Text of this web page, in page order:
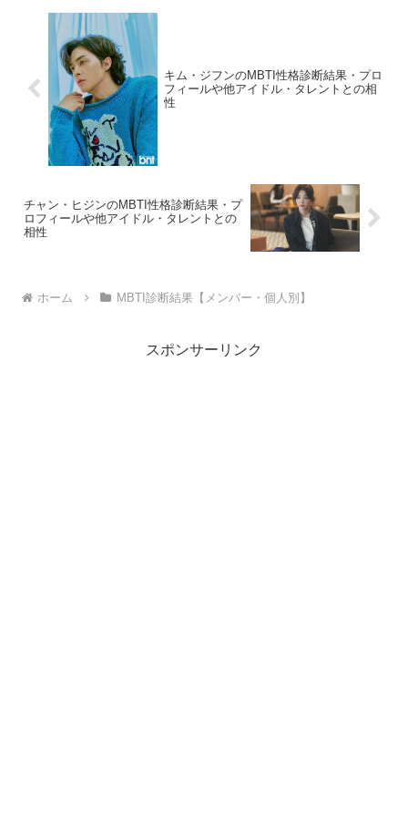
キム・ジフンのMBTI性格診断結果・プロ
フィールや他アイドル・タレントとの相
性
チャン・ヒジンのMBTI性格診断結果・プ
ロフィールや他アイドル・タレントとの
相性
ホーム MBTI診断結果【メンバー・個人別】
スポンサーリンク